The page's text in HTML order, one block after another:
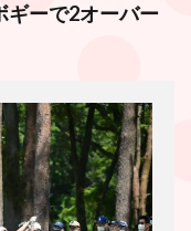
ギーで2オーバー